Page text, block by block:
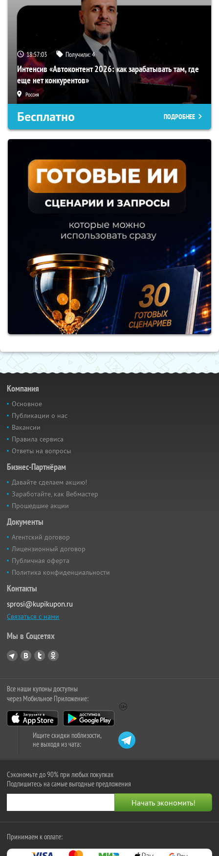
18:57:02 Получили:4
Интенсив «Автоконтент 2026: как зарабатывать там, где
еще нет конкурентов»
Россия
Бесплатно ПОДРОБНЕЕ
Компания
Основное
Публикации о нас
Вакансии
Правила сервиса
Ответы на вопросы
Бизнес-Партнёрам
Давайте сделаем акцию!
Заработайте, как Вебмастер
Прошедшие акции
Документы
Агентский договор
Лицензионный договор
Публичная оферта
Политика конфиденциальности
Контакты
sprosi@kupikupon.ru
Связаться с нами
Мы в Соцсетях
Все наши купоны доступны
через Мобильное Приложение:
Ищите скидки поблизости,
не выходя из чата:
Сэкономьте до 90% при любых покупках
Подпишитесь на самые выгодные предложения
Принимаем к оплате: